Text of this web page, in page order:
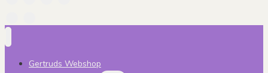
Gertruds Webshop